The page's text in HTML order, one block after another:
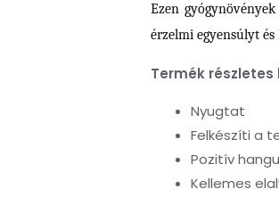
Ezen
érzelmi egyensúlyt
Termék részletes
Nyugtat
Felkészíti a
Pozitív
Kellemes